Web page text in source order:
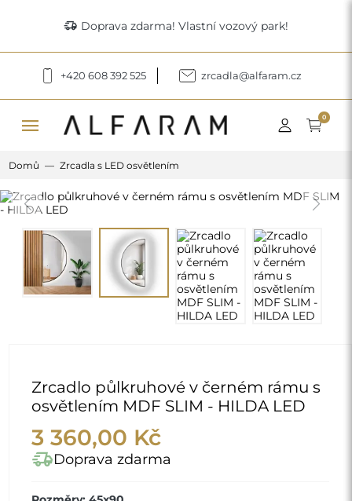
delivery_truck_speed Doprava zdarma! Vlastní vozový park!
+420 608 392 525 zrcadla@alfaram.cz
menu 0
Domů Zrcadla s LED osvětlením
Previous Next
Zrcadlo půlkruhové v černém rámu s
osvětlením MDF SLIM - HILDA LED
3 360,00 Kč
delivery_truck_speedDoprava zdarma